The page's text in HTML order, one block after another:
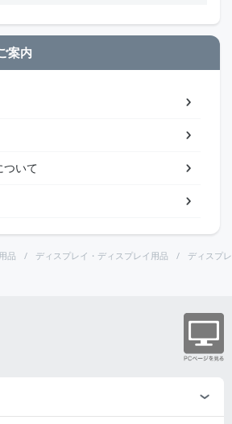
案内
ついて
品 ディスプレイ・ディスプレイ用品 ディスプ